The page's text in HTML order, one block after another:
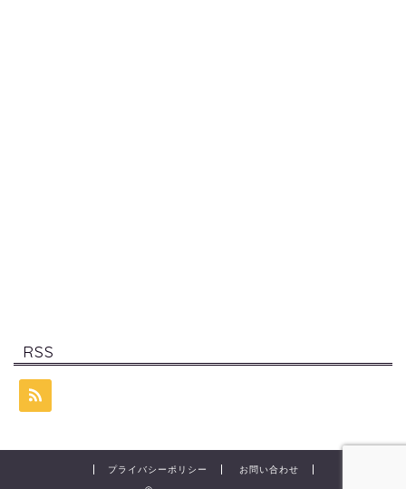
RSS
プライバシーポリシー お問い合わせ